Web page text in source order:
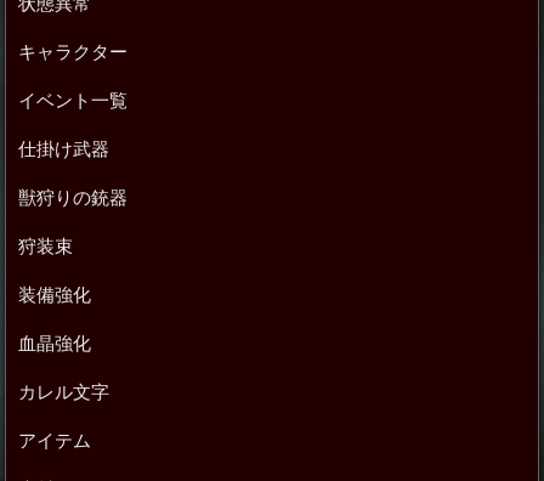
キャラクター
イベント一覧
仕掛け武器
獣狩りの銃器
狩装束
装備強化
血晶強化
カレル文字
アイテム